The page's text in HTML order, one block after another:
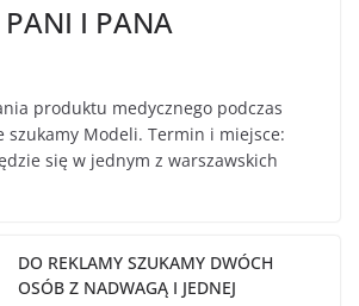
I PANA
produktu medycznego podczas
Modeli. Termin i miejsce:
się w jednym z warszawskich
DO REKLAMY SZUKAMY DWÓCH
OSÓB Z NADWAGĄ I JEDNEJ